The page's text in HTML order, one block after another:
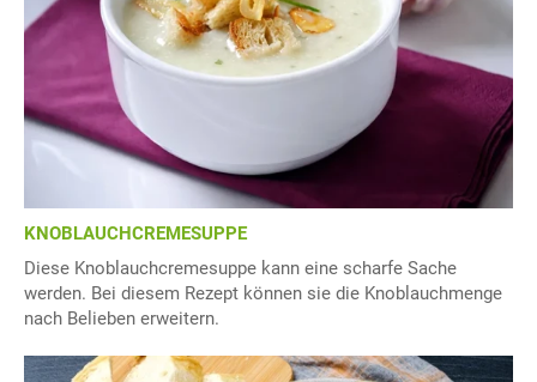
KNOBLAUCHCREMESUPPE
Diese Knoblauchcremesuppe kann eine scharfe Sache
werden. Bei diesem Rezept können sie die Knoblauchmenge
nach Belieben erweitern.